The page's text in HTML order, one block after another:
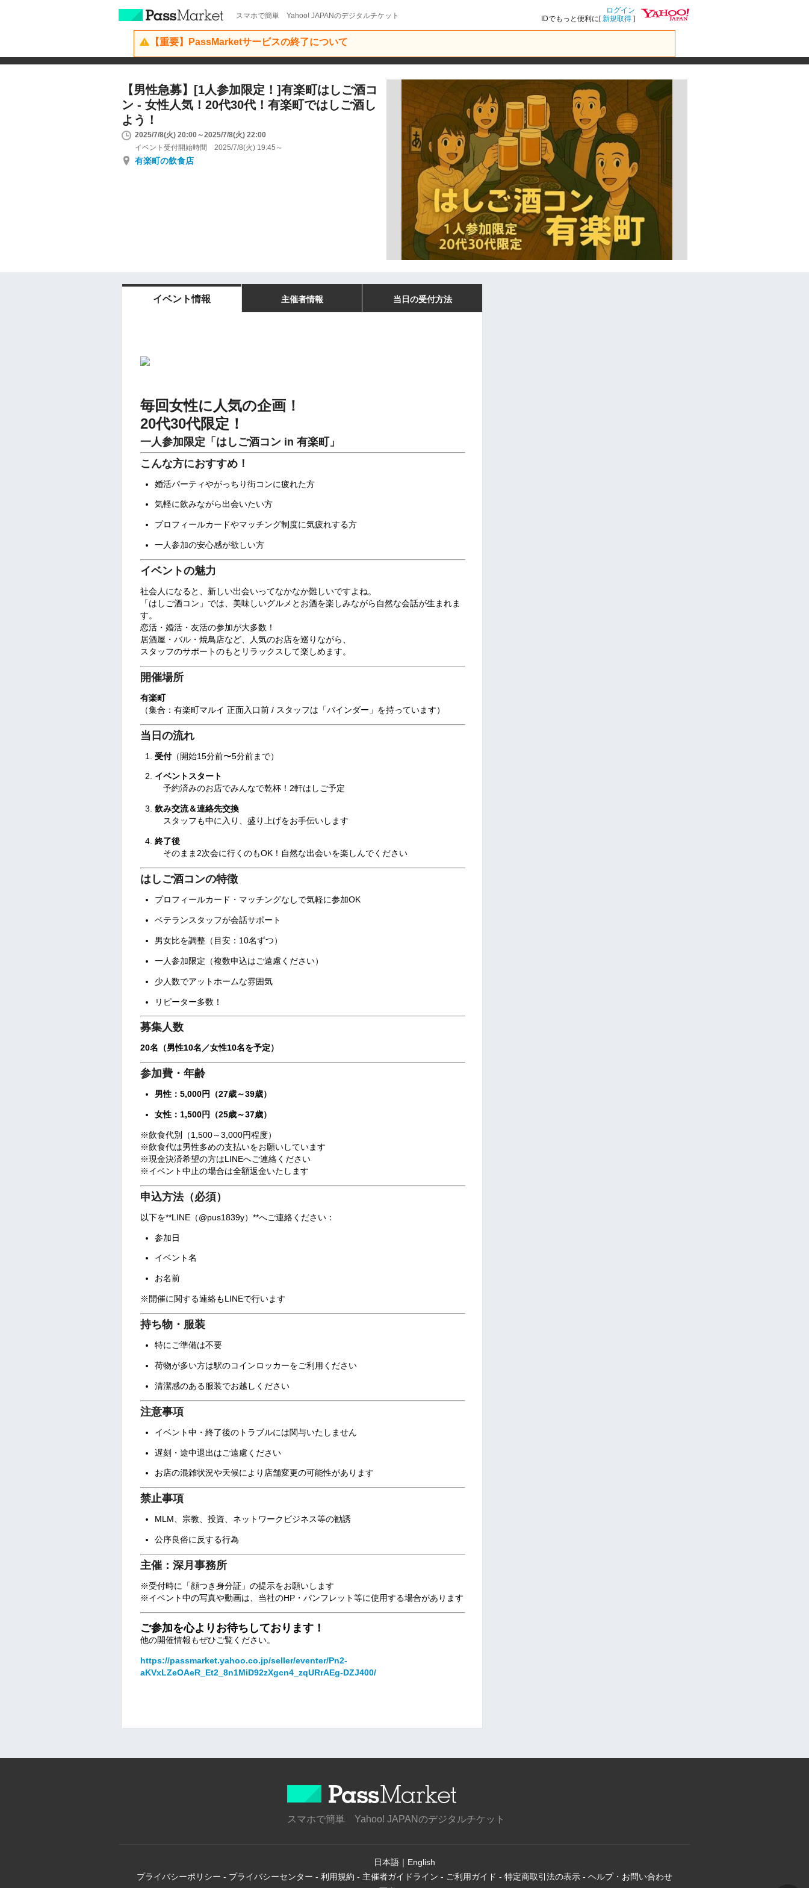
スマホで簡単 Yahoo! JAPANのデジタルチケット
ログイン
IDでもっと便利に[新規取得 ]
【重要】PassMarketサービスの終了について
【男性急募】[1人参加限定！]有楽町はしご酒コ
ン - 女性人気！20代30代！有楽町ではしご酒し
よう！
2025/7/8(火) 20:00～2025/7/8(火) 22:00
イベント受付開始時間 2025/7/8(火) 19:45～
有楽町の飲食店
イベント情報 主催者情報 当日の受付方法
毎回女性に人気の企画！
20代30代限定！
一人参加限定「はしご酒コン in 有楽町」
こんな方におすすめ！
婚活パーティやがっちり街コンに疲れた方
気軽に飲みながら出会いたい方
プロフィールカードやマッチング制度に気疲れする方
一人参加の安心感が欲しい方
イベントの魅力
社会人になると、新しい出会いってなかなか難しいですよね。
「はしご酒コン」では、美味しいグルメとお酒を楽しみながら自然な会話が生まれま
す。
恋活・婚活・友活の参加が大多数！
居酒屋・バル・焼鳥店など、人気のお店を巡りながら、
スタッフのサポートのもとリラックスして楽しめます。
開催場所
有楽町
（集合：有楽町マルイ 正面入口前 / スタッフは「バインダー」を持っています）
当日の流れ
受付（開始15分前〜5分前まで）
イベントスタート
予約済みのお店でみんなで乾杯！2軒はしご予定
飲み交流＆連絡先交換
スタッフも中に入り、盛り上げをお手伝いします
終了後
そのまま2次会に行くのもOK！自然な出会いを楽しんでください
はしご酒コンの特徴
プロフィールカード・マッチングなしで気軽に参加OK
ベテランスタッフが会話サポート
男女比を調整（目安：10名ずつ）
一人参加限定（複数申込はご遠慮ください）
少人数でアットホームな雰囲気
リピーター多数！
募集人数
20名（男性10名／女性10名を予定）
参加費・年齢
男性：5,000円（27歳～39歳）
女性：1,500円（25歳～37歳）
※飲食代別（1,500～3,000円程度）
※飲食代は男性多めの支払いをお願いしています
※現金決済希望の方はLINEへご連絡ください
※イベント中止の場合は全額返金いたします
申込方法（必須）
以下を**LINE（@pus1839y）**へご連絡ください：
参加日
イベント名
お名前
※開催に関する連絡もLINEで行います
持ち物・服装
特にご準備は不要
荷物が多い方は駅のコインロッカーをご利用ください
清潔感のある服装でお越しください
注意事項
イベント中・終了後のトラブルには関与いたしません
遅刻・途中退出はご遠慮ください
お店の混雑状況や天候により店舗変更の可能性があります
禁止事項
MLM、宗教、投資、ネットワークビジネス等の勧誘
公序良俗に反する行為
主催：深月事務所
※受付時に「顔つき身分証」の提示をお願いします
※イベント中の写真や動画は、当社のHP・パンフレット等に使用する場合があります
ご参加を心よりお待ちしております！
他の開催情報もぜひご覧ください。
https://passmarket.yahoo.co.jp/seller/eventer/Pn2-
aKVxLZeOAeR_Et2_8n1MiD92zXgcn4_zqURrAEg-DZJ400/
スマホで簡単 Yahoo! JAPANのデジタルチケット
日本語 ｜ English
プライバシーポリシー - プライバシーセンター - 利用規約 - 主催者ガイドライン - ご利用ガイド - 特定商取引法の表示 - ヘルプ・お問い合わせ